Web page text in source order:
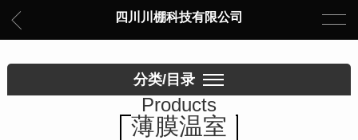
四川川棚科技有限公司
分类/目录
Products
薄膜温室